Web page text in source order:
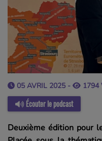
05 AVRIL 2025 - 1794
Écouter le podcast
Deuxième édition pour